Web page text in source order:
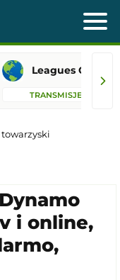
TRANSMISJE
towarzyski
i online,